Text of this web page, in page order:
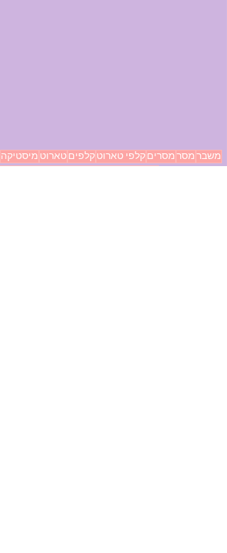
מיסטיקה טארוטקלפיםקלפי טארוטמסריםמסרמשבר